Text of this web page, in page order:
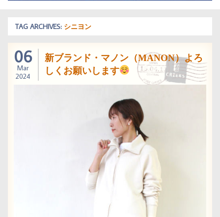
TAG ARCHIVES: シニヨン
06
Mar
2024
新ブランド・マノン（MANON）よろ
しくお願いします